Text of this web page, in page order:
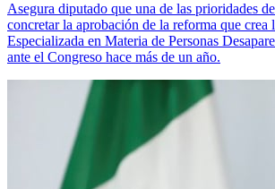
Asegura diputado que una de las prioridades
concretar la aprobación de la reforma que crea
Especializada en Materia de Personas
ante el Congreso hace más de un año.